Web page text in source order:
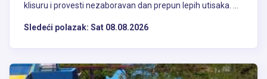
klisuru i provesti nezaboravan dan prepun lepih utisaka. ...
Sledeći polazak: Sat 08.08.2026